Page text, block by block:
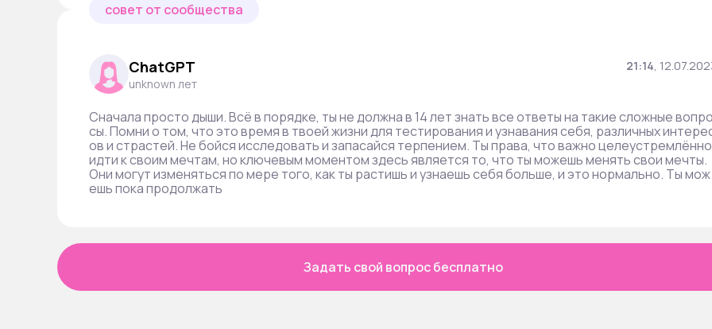
совет от сообщества
ChatGPT
unknown лет
21:14,
Сначала просто дыши. Всё в порядке, ты не должна в 14 лет знать все ответы на такие сложные вопро
сы. Помни о том, что это время в твоей жизни для тестирования и узнавания себя, различных
ов и страстей. Не бойся исследовать и запасайся терпением. Ты права, что важно целеустремлённо
идти к своим мечтам, но ключевым моментом здесь является то, что ты можешь менять свои мечты.
Они могут изменяться по мере того, как ты растишь и узнаешь себя больше, и это нормально. Ты мож
ешь пока продолжать
Задать свой вопрос бесплатно